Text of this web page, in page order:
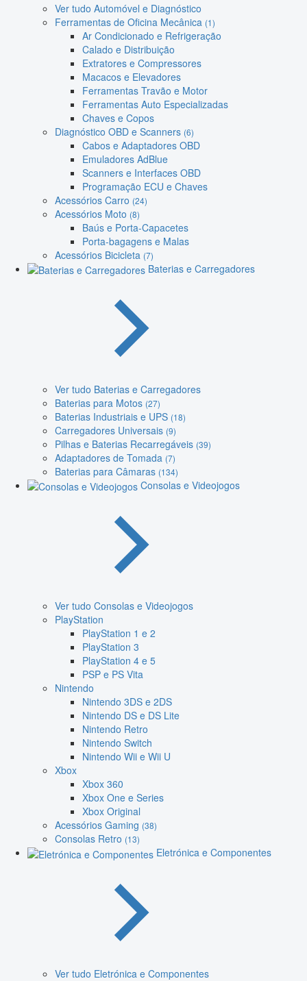
Ver tudo Automóvel e Diagnóstico
Ferramentas de Oficina Mecânica (1)
Ar Condicionado e Refrigeração
Calado e Distribuição
Extratores e Compressores
Macacos e Elevadores
Ferramentas Travão e Motor
Ferramentas Auto Especializadas
Chaves e Copos
Diagnóstico OBD e Scanners (6)
Cabos e Adaptadores OBD
Emuladores AdBlue
Scanners e Interfaces OBD
Programação ECU e Chaves
Acessórios Carro (24)
Acessórios Moto (8)
Baús e Porta-Capacetes
Porta-bagagens e Malas
Acessórios Bicicleta (7)
Baterias e Carregadores
Ver tudo Baterias e Carregadores
Baterias para Motos (27)
Baterias Industriais e UPS (18)
Carregadores Universais (9)
Pilhas e Baterias Recarregáveis (39)
Adaptadores de Tomada (7)
Baterias para Câmaras (134)
Consolas e Videojogos
Ver tudo Consolas e Videojogos
PlayStation
PlayStation 1 e 2
PlayStation 3
PlayStation 4 e 5
PSP e PS Vita
Nintendo
Nintendo 3DS e 2DS
Nintendo DS e DS Lite
Nintendo Retro
Nintendo Switch
Nintendo Wii e Wii U
Xbox
Xbox 360
Xbox One e Series
Xbox Original
Acessórios Gaming (38)
Consolas Retro (13)
Eletrónica e Componentes
Ver tudo Eletrónica e Componentes